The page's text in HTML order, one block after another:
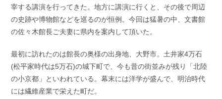
宰する講演を行ってきた。地方に講演に行くと、その後で周辺
の史跡や博物館などを巡るのが恒例。今回は猛暑の中、文書館
の佐々木館長ご夫妻に県内を案内して頂いた。
最初に訪れたのは館長の奥様の出身地、大野市。土井家4万石
(松平家時代は5万石)の城下町で、今も昔の街並みが残り「北陸
の小京都」といわれている。幕末には洋学が盛んで、明治時代
には繊維産業で栄えた町だ。